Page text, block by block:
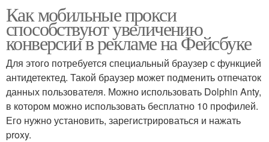
Как мобильные прокси
способствуют увеличению
конверсии в рекламе на Фейсбуке
Для этого потребуется специальный браузер с функцией
антидетектед. Такой браузер может подменить отпечаток
данных пользователя. Можно использовать Dolphin Anty,
в котором можно использовать бесплатно 10 профилей.
Его нужно установить, зарегистрироваться и нажать
proxy.